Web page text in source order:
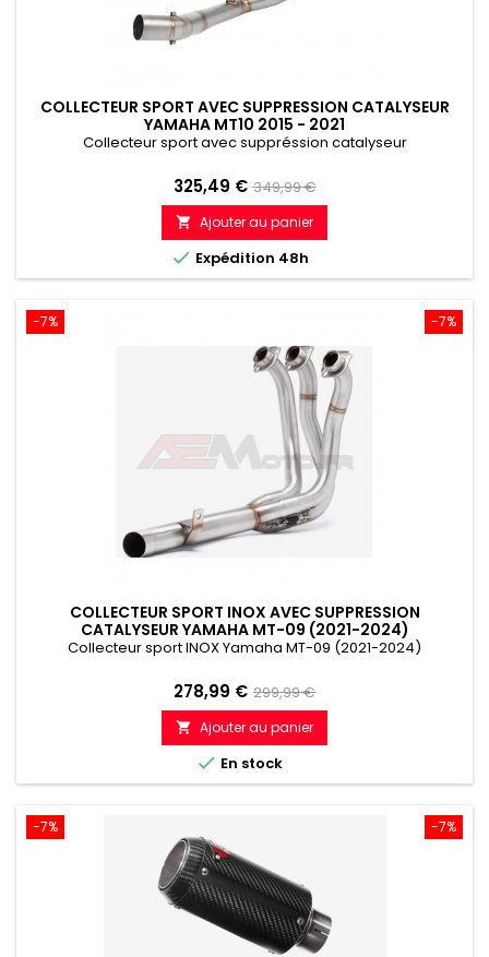
COLLECTEUR SPORT AVEC SUPPRESSION CATALYSEUR
YAMAHA MT10 2015 - 2021
Collecteur sport avec suppréssion catalyseur
Prix
325,49 € Prix
de
référence
349,99 €
 Ajouter au panier
 Expédition 48h
-7%
-7%
COLLECTEUR SPORT INOX AVEC SUPPRESSION
CATALYSEUR YAMAHA MT-09 (2021-2024)
Collecteur sport INOX Yamaha MT-09 (2021-2024)
Prix
278,99 € Prix
de
référence
299,99 €
 Ajouter au panier
 En stock
-7%
-7%